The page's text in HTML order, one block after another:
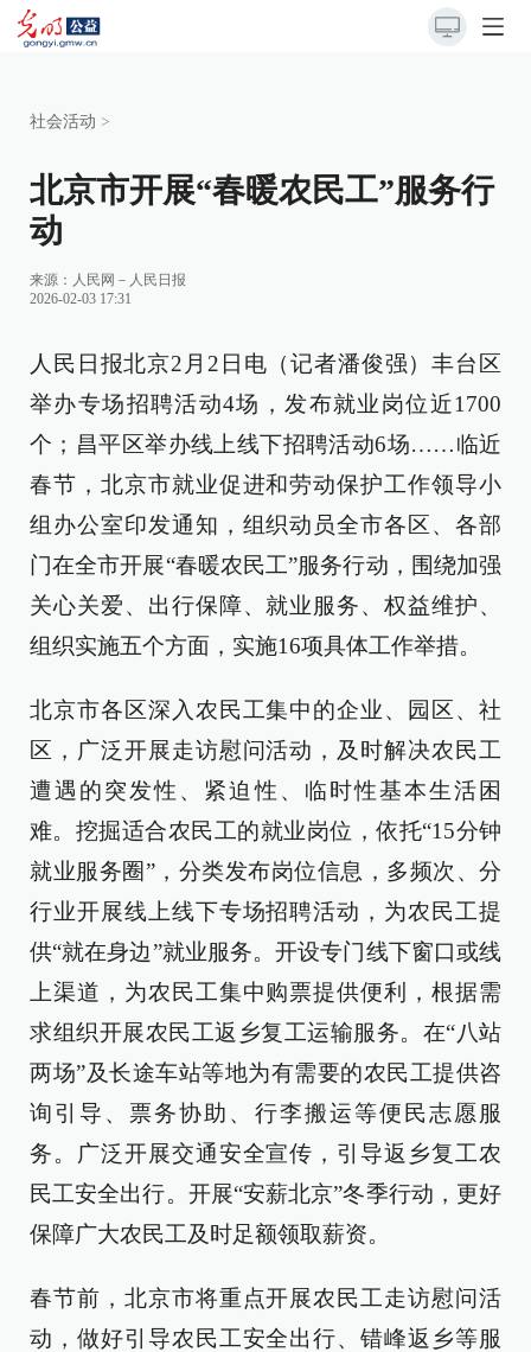
社会活动 >
北京市开展“春暖农民工”服务行
动
来源： 人民网－人民日报
2026-02-03 17:31
人民日报北京2月2日电（记者潘俊强）丰台区
举办专场招聘活动4场，发布就业岗位近1700
个；昌平区举办线上线下招聘活动6场……临近
春节，北京市就业促进和劳动保护工作领导小
组办公室印发通知，组织动员全市各区、各部
门在全市开展“春暖农民工”服务行动，围绕加强
关心关爱、出行保障、就业服务、权益维护、
组织实施五个方面，实施16项具体工作举措。
北京市各区深入农民工集中的企业、园区、社
区，广泛开展走访慰问活动，及时解决农民工
遭遇的突发性、紧迫性、临时性基本生活困
难。挖掘适合农民工的就业岗位，依托“15分钟
就业服务圈”，分类发布岗位信息，多频次、分
行业开展线上线下专场招聘活动，为农民工提
供“就在身边”就业服务。开设专门线下窗口或线
上渠道，为农民工集中购票提供便利，根据需
求组织开展农民工返乡复工运输服务。在“八站
两场”及长途车站等地为有需要的农民工提供咨
询引导、票务协助、行李搬运等便民志愿服
务。广泛开展交通安全宣传，引导返乡复工农
民工安全出行。开展“安薪北京”冬季行动，更好
保障广大农民工及时足额领取薪资。
春节前，北京市将重点开展农民工走访慰问活
动，做好引导农民工安全出行、错峰返乡等服